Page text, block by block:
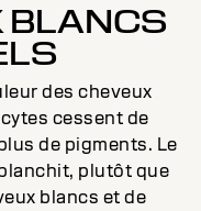
BLANCS
des cheveux
cessent de
de pigments. Le
plutôt que
blancs et de